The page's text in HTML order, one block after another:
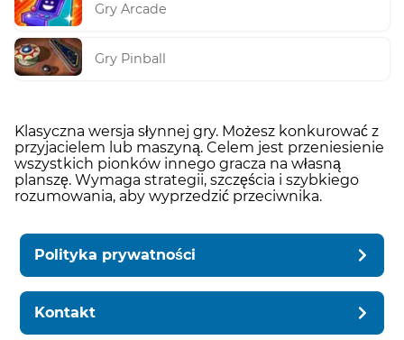
Gry Arcade
Gry Pinball
Klasyczna wersja słynnej gry. Możesz konkurować z
przyjacielem lub maszyną. Celem jest przeniesienie
wszystkich pionków innego gracza na własną
planszę. Wymaga strategii, szczęścia i szybkiego
rozumowania, aby wyprzedzić przeciwnika.
Polityka prywatności
Kontakt